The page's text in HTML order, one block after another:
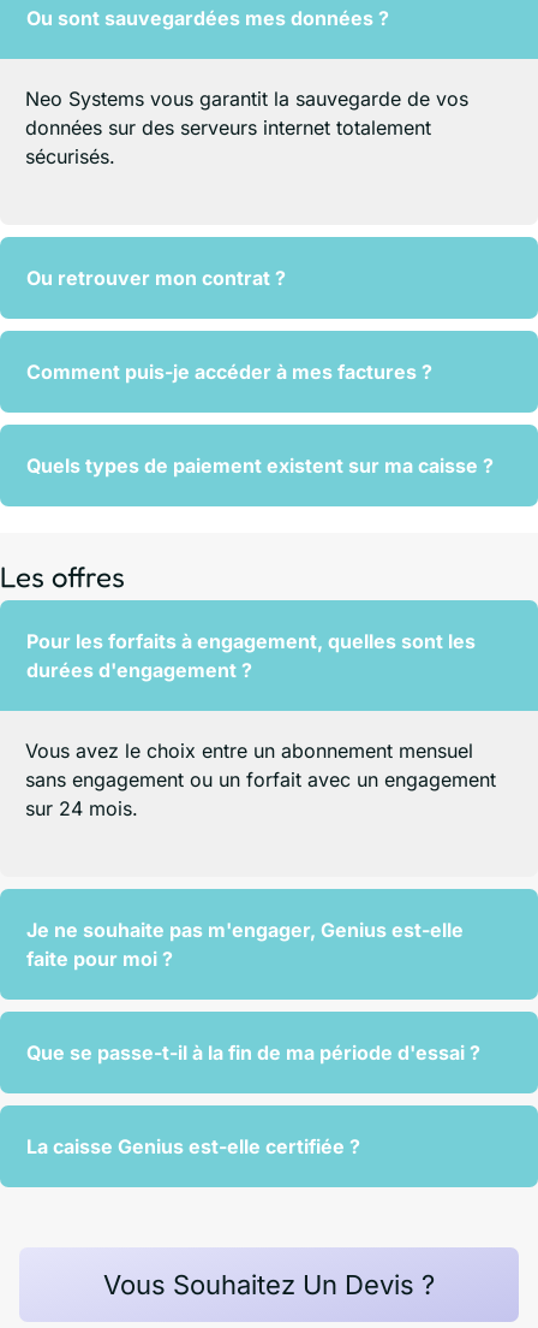
Ou sont sauvegardées mes données ?
Neo Systems vous garantit la sauvegarde de vos
données sur des serveurs internet totalement
sécurisés.
Ou retrouver mon contrat ?
Comment puis-je accéder à mes factures ?
Quels types de paiement existent sur ma caisse ?
Les offres
Pour les forfaits à engagement, quelles sont les
durées d'engagement ?
Vous avez le choix entre un abonnement mensuel
sans engagement ou un forfait avec un engagement
sur 24 mois.
Je ne souhaite pas m'engager, Genius est-elle
faite pour moi ?
Que se passe-t-il à la fin de ma période d'essai ?
La caisse Genius est-elle certifiée ?
Vous Souhaitez Un Devis ?